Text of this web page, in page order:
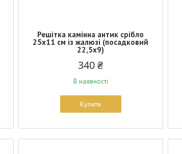
Решітка камінна антик срібло
25х11 см із жалюзі (посадковий
22,5х9)
340 ₴
В наявності
Купити